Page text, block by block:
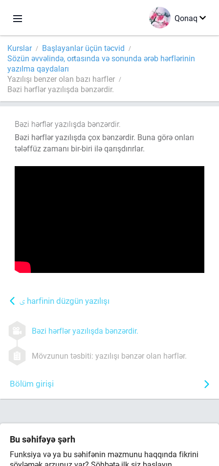
Qonaq
Kurslar
Başlayanlar üçün təcvid
Sözün əvvəlində, ortasında və sonunda ərəb hərflərinin
yazılma qaydaları
Yazılışı benzer olan bazı harfler
Bəzi hərflər yazılışda bənzərdir.
harfinin düzgün yazılışı
Bəzi hərflər yazılışda bənzərdir.
Mövzunun təsbiti: yazılışı bənzər olan hərflər.
Bölüm girişi
Bəzi hərflər yazılışda bənzərdir.
Bəzi hərflər yazılışda çox bənzərdir. Buna görə onları
tələffüz zamanı bir-biri ilə qarışdırırlar.
Bu səhifəyə şərh
Funksiya və ya bu səhifənin məzmunu haqqında fikrini